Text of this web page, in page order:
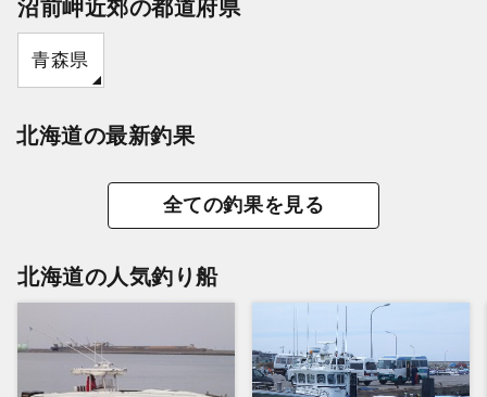
沼前岬近郊の都道府県
青森県
北海道の最新釣果
全ての釣果を見る
北海道の人気釣り船